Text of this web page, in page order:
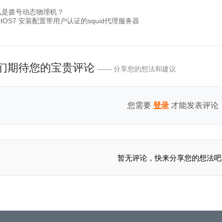
拨号动态物理机？
安装配置带用户认证的squid代理服务器
期待您的宝贵评论 —— 分享您的想法和建议
您需要 登录 才能发表评论
暂无评论，快来分享您的想法